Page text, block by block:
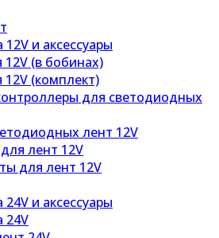
и аксессуары
(в бобинах)
(комплект)
для светодиодных
лент 12V
лент 12V
для лент 12V
и аксессуары
24V